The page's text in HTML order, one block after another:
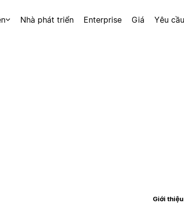
Nhà phát triển Enterprise Giá Yêu
Giới